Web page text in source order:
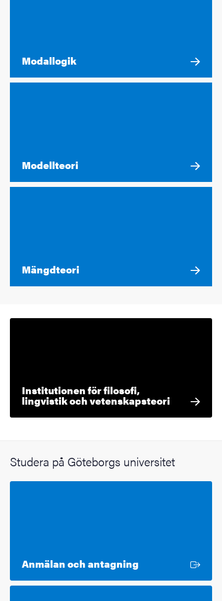
Modallogik
Modellteori
Mängdteori
Institutionen för filosofi,
lingvistik och vetenskapsteori
Studera på Göteborgs universitet
Anmälan och antagning Extern länk